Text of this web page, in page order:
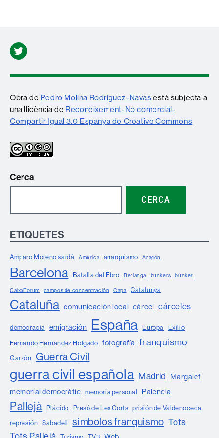
Twitter
Obra de Pedro Molina Rodríguez-Navas està subjecta a
una llicència de Reconeixement-No comercial-
Compartir Igual 3.0 Espanya de Creative Commons
Cerca
CERCA
ETIQUETES
Amparo Moreno sardà América anarquismo Aragón
Barcelona Batalla del Ebro Berlanga bunkers búnker
CaixaForum campos de concentración Capa Catalunya
Cataluña comunicación local cárcel cárceles
democracia emigración España Europa
Exilio
Fernando Hernandez Holgado fotografía franquismo
Garzón Guerra Civil
guerra civil española Madrid Margalef
memorial democràtic memoria personal Palencia
Pallejà Plácido Presó de Les Corts prisión de Valdenoceda
represión Sabadell simbolos franquismo Tots